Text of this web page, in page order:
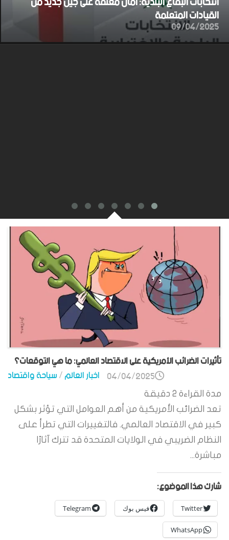
القيادات المتعلمة
09/04/2025
تأثيرات الضرائب الأمريكية على الاقتصاد العالمي: ما هي التوقعات؟
اخبار العالم/سياحة واقتصاد 04/04/2025
مدة القراءة 2 دقيقة
تعد الضرائب الأمريكية من أهم العوامل التي تؤثر بشكل
كبير في الاقتصاد العالمي. فالتغييرات التي تطرأ على
النظام الضريبي في الولايات المتحدة قد تترك آثارًا
مباشرة...
شارك هذا الموضوع:
Twitter فيس بوك Telegram
WhatsApp